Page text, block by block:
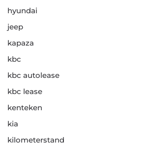
hyundai
jeep
kapaza
kbc
kbc autolease
kbc lease
kenteken
kia
kilometerstand